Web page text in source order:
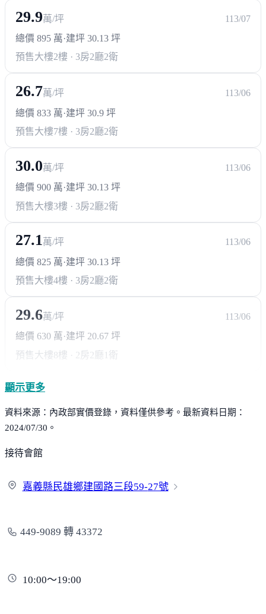
29.9萬/坪
113/07
總價 895 萬·建坪 30.13 坪
預售大樓2樓 · 3房2廳2衛
26.7萬/坪
113/06
總價 833 萬·建坪 30.9 坪
預售大樓7樓 · 3房2廳2衛
30.0萬/坪
113/06
總價 900 萬·建坪 30.13 坪
預售大樓3樓 · 3房2廳2衛
27.1萬/坪
113/06
總價 825 萬·建坪 30.13 坪
預售大樓4樓 · 3房2廳2衛
29.6萬/坪
113/06
總價 630 萬 ·建坪 20.67 坪
預售大樓8樓 · 2房2廳1衛
顯示更多
資料來源：內政部實價登錄，資料僅供參考。最新資料日期：
2024/07/30。
接待會館
嘉義縣民雄鄉建國路三段59-27號
449-9089 轉 43372
10:00～19:00